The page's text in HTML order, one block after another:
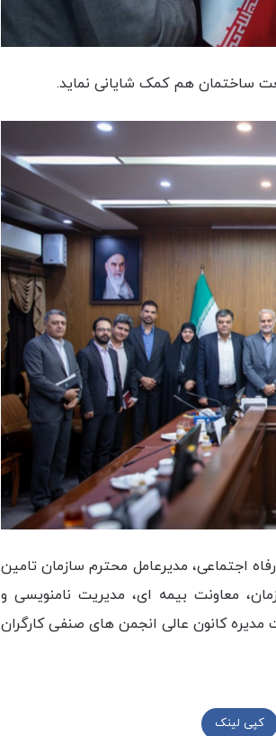
ساختمان هم کمک شایانی نماید.
اجتماعی، مدیرعامل محترم سازمان تامین
معاونت بیمه ای، مدیریت نامنویسی و
کانون عالی انجمن های صنفی کارگران
کپی لینک